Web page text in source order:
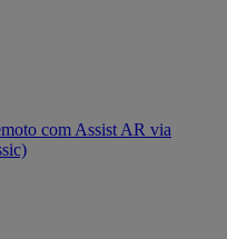
com Assist AR via